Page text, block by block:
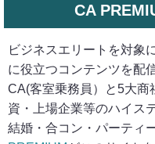
CA
ビジネスエリートを対象
に役立つコンテンツを配
CA(客室乗務員）と5大商
資・上場企業等のハイス
結婚・合コン・パーティ